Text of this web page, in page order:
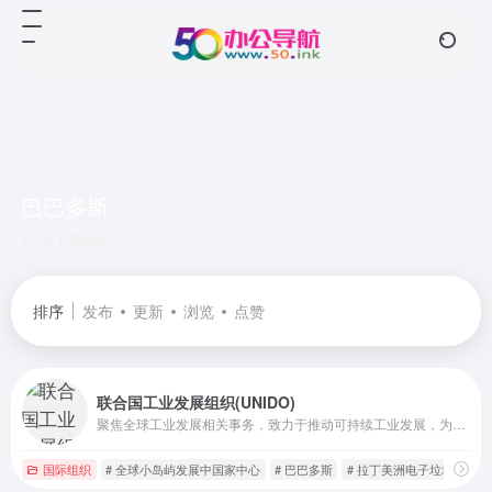
排序 发布 更新 浏览 点赞
联合国工业发展组织(UNIDO)
国际组织 # 全球小岛屿发展中国家中心 # 巴巴多斯 # 拉丁美洲电子垃圾项目